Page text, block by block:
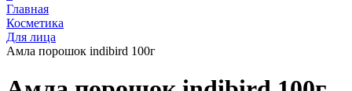
Главная
Косметика
Для лица
Амла порошок indibird 100г